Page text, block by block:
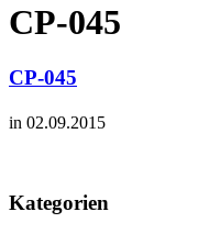
CP-045
CP-045
in 02.09.2015
Kategorien